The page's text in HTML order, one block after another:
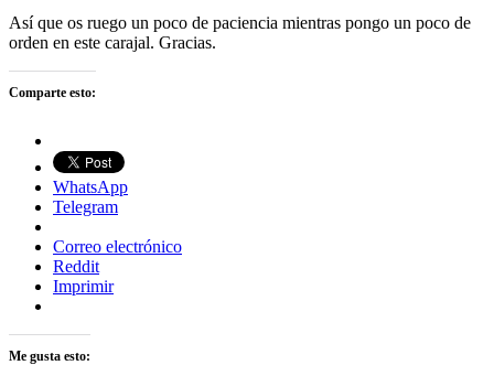
Así que os ruego un poco de paciencia mientras pongo un poco de
orden en este carajal. Gracias.
Comparte esto:
WhatsApp
Telegram
Correo electrónico
Reddit
Imprimir
Me gusta esto: